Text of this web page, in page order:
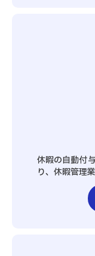
休暇の自動付
り、休暇管理